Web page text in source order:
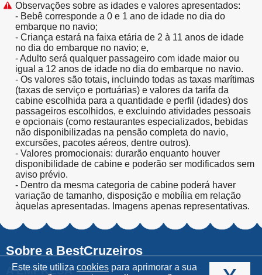
Observações sobre as idades e valores apresentados:
- Bebê corresponde a 0 e 1 ano de idade no dia do
embarque no navio;
- Criança estará na faixa etária de 2 à 11 anos de idade
no dia do embarque no navio; e,
- Adulto será qualquer passageiro com idade maior ou
igual a 12 anos de idade no dia do embarque no navio.
- Os valores são totais, incluindo todas as taxas marítimas
(taxas de serviço e portuárias) e valores da tarifa da
cabine escolhida para a quantidade e perfil (idades) dos
passageiros escolhidos, e excluindo atividades pessoais
e opcionais (como restaurantes especializados, bebidas
não disponibilizadas na pensão completa do navio,
excursões, pacotes aéreos, dentre outros).
- Valores promocionais: durarão enquanto houver
disponibilidade de cabine e poderão ser modificados sem
aviso prévio.
- Dentro da mesma categoria de cabine poderá haver
variação de tamanho, disposição e mobília em relação
àquelas apresentadas. Imagens apenas representativas.
Sobre a BestCruzeiros
A EMPRESA
Este site utiliza cookies para aprimorar a sua